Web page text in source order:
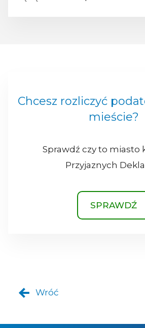
Chcesz rozliczyć
mieście?
Sprawdź czy to miasto
Przyjaznych
SPRAWDŹ
Wróć